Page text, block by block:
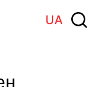
UA